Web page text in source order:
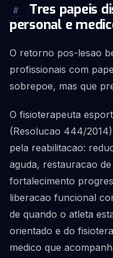
#
Tres papeis
personal e
O retorno pos-lesao
profissionais com
sobrepoe, mas que
O fisioterapeuta
(Resolucao 444/
pela reabilitacao:
aguda, restauracao
fortalecimento
liberacao funcional
de quando o atleta
orientado e do
medico que